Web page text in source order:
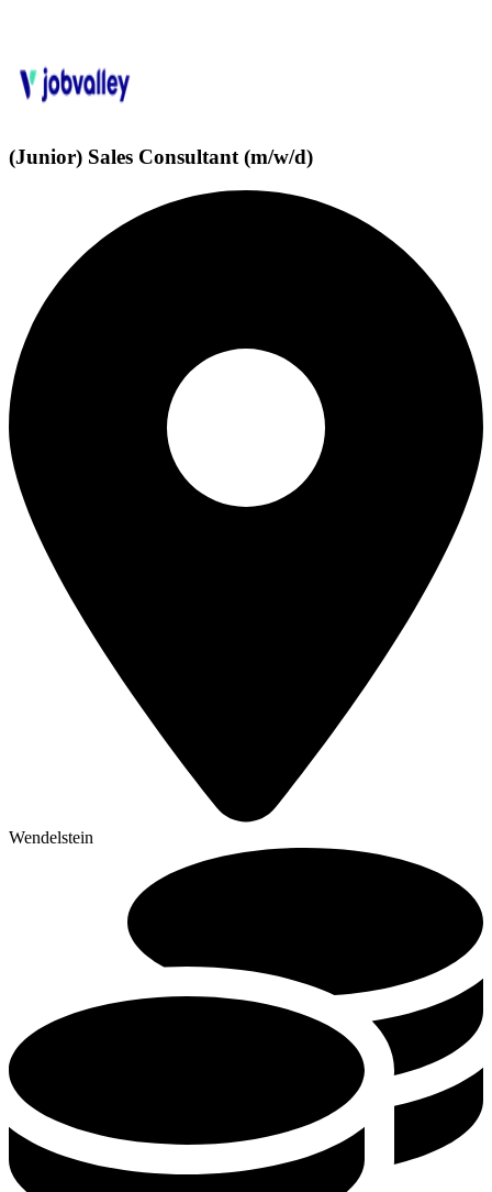
(Junior) Sales Consultant (m/w/d)
Wendelstein